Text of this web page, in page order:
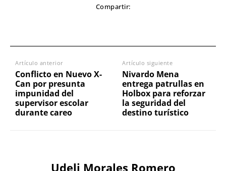
Compartir:
Artículo anterior
Conflicto en Nuevo X-
Can por presunta
impunidad del
supervisor escolar
durante careo
Artículo siguiente
Nivardo Mena
entrega patrullas en
Holbox para reforzar
la seguridad del
destino turístico
Udeli Morales Romero